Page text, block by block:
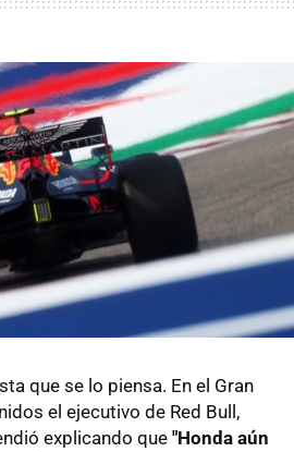
que se lo piensa. En el Gran
el ejecutivo de Red Bull,
explicando que "Honda aún